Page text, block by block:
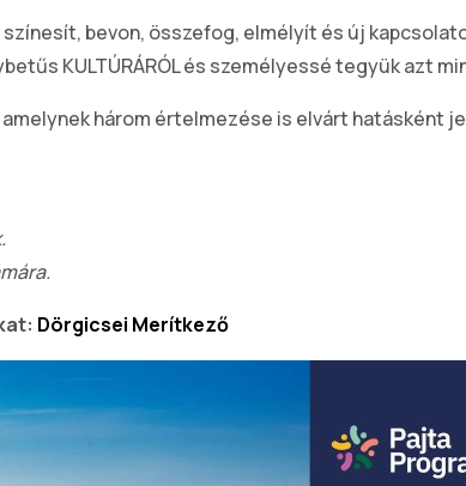
bevon, összefog, elmélyít és új
KULTÚRÁRÓL és személyessé tegyük azt
három értelmezése is elvárt hatásként
Dörgicsei Merítkező